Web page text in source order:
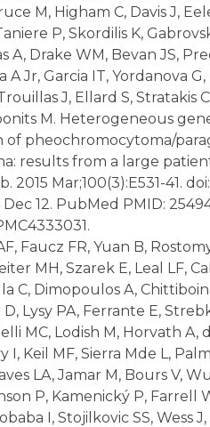
M, Higham C, Davis J,
P, Skordilis K,
A, Drake WM, Bevan JS,
A Jr, Garcia IT, Yordanova
J, Ellard S, Stratakis
M. Heterogeneous
of pheochromocytoma/
results from a large
Mar;100(3):E531-41. doi:
12. PubMed PMID:
Faucz FR, Yuan B,
MH, Szarek E, Leal LF,
C, Dimopoulos A,
Lysy PA, Ferrante E,
MC, Lodish M, Horvath A,
I, Keil MF, Sierra Mde L,
LA, Jamar M, Bours V,
P, Kamenický P, Farrell
I, Stojilkovic SS, Wess J,